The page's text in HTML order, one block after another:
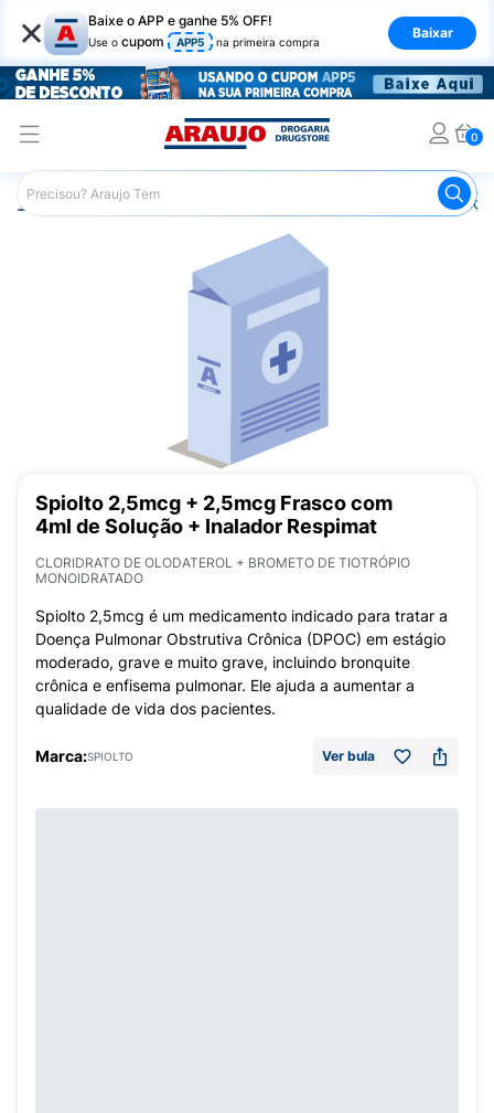
× Baixe o APP e ganhe 5% OFF!
Use o cupom APP5 na primeira compra
Baixar
0
Araujo Medicamentos Remédios para Alergias e
Spiolto 2,5mcg + 2,5mcg Frasco com
4ml de Solução + Inalador Respimat
CLORIDRATO DE OLODATEROL + BROMETO DE TIOTRÓPIO
MONOIDRATADO
Spiolto 2,5mcg é um medicamento indicado para tratar a
Doença Pulmonar Obstrutiva Crônica (DPOC) em estágio
moderado, grave e muito grave, incluindo bronquite
crônica e enfisema pulmonar. Ele ajuda a aumentar a
qualidade de vida dos pacientes.
Marca:SPIOLTO Ver bula